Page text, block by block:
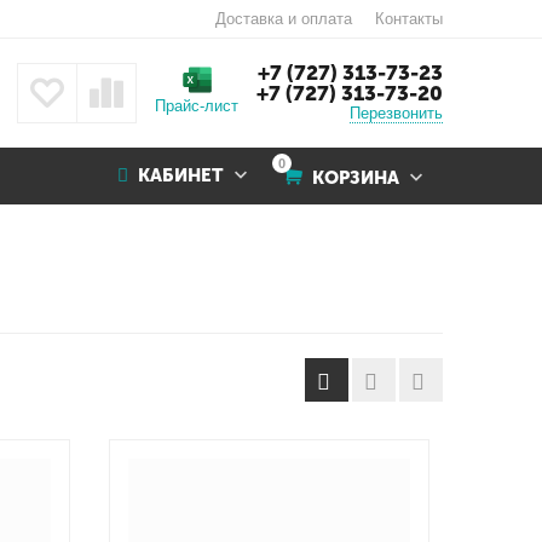
Доставка и оплата Контакты
+7 (727) 313-73-23
+7 (727) 313-73-20
Перезвонить
Прайс-лист
0
КОРЗИНА
КАБИНЕТ